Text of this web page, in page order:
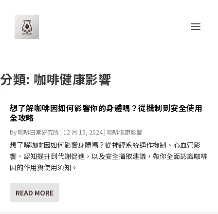
分類: 咖啡健康影響
想了解咖啡因如何影響你的身體嗎？從機制到安全使用
全攻略
by咖啡日常研究所 | 12 月 15, 2024 | 咖啡健康影響
想了解咖啡因如何影響身體嗎？從神經系統運作機制、心血管影
響、認知提升到代謝促進，以及安全攝取建議，帶你全面認識咖啡
因的作用與使用須知。
READ MORE